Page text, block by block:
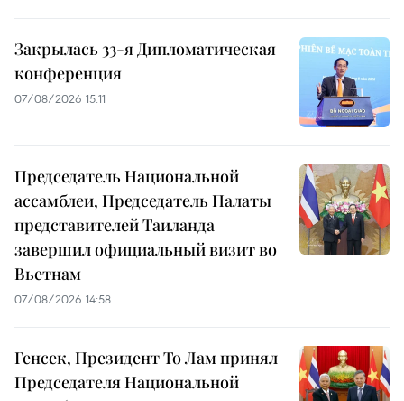
Закрылась 33-я Дипломатическая
конференция
07/08/2026 15:11
Председатель Национальной
ассамблеи, Председатель Палаты
представителей Таиланда
завершил официальный визит во
Вьетнам
07/08/2026 14:58
Генсек, Президент То Лам принял
Председателя Национальной